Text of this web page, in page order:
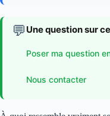
💬 Une question sur
Poser ma question
Nous contacter